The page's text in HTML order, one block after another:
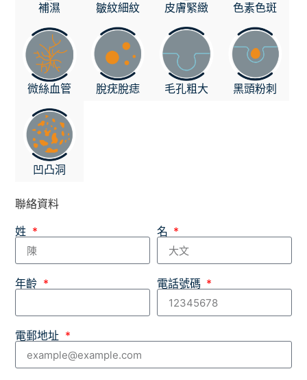
補濕 皺紋細紋 皮膚緊緻 色素色斑
微絲血管 脫疣脫痣 毛孔粗大 黑頭粉刺
凹凸洞
聯絡資料
姓
名
年齡 電話號碼
電郵地址